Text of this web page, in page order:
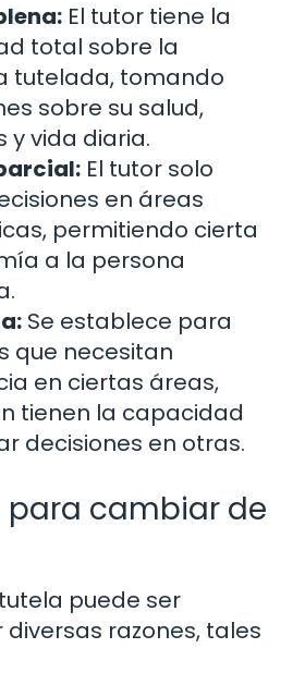
El tutor tiene la
total sobre la
tutelada, tomando
sobre su salud,
y vida diaria.
El tutor solo
en áreas
permitiendo cierta
a la persona
Se establece para
que necesitan
en ciertas áreas,
tienen la capacidad
decisiones en otras.
para cambiar de
puede ser
razones, tales